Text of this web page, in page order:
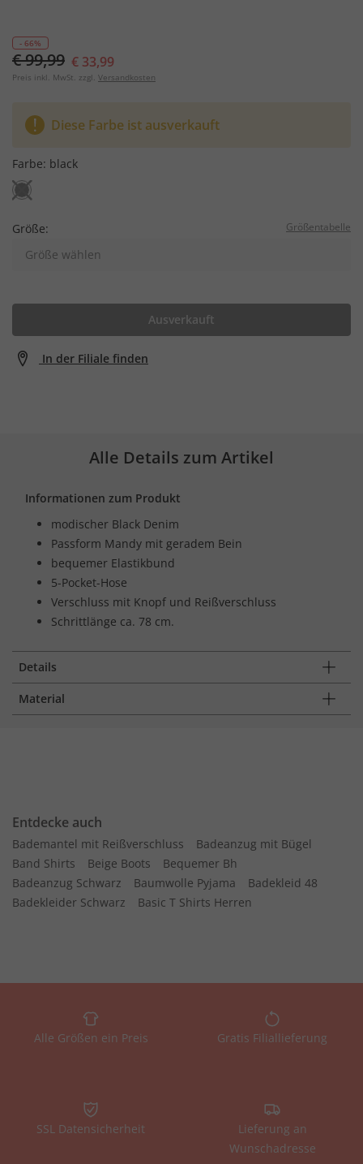
- 66%
€ 99,99 € 33,99
Preis inkl. MwSt. zzgl. Versandkosten
Diese Farbe ist ausverkauft
Farbe: black
Größe: Größentabelle
Größe wählen
Ausverkauft
In der Filiale finden
Alle Details zum Artikel
Informationen zum Produkt
modischer Black Denim
Passform Mandy mit geradem Bein
bequemer Elastikbund
5-Pocket-Hose
Verschluss mit Knopf und Reißverschluss
Schrittlänge ca. 78 cm.
Details
Material
Entdecke auch
Bademantel mit Reißverschluss
Badeanzug mit Bügel
Band Shirts
Beige Boots
Bequemer Bh
Badeanzug Schwarz
Baumwolle Pyjama
Badekleid 48
Badekleider Schwarz
Basic T Shirts Herren
Alle Größen ein Preis Gratis Filiallieferung
SSL Datensicherheit
Lieferung an
Wunschadresse